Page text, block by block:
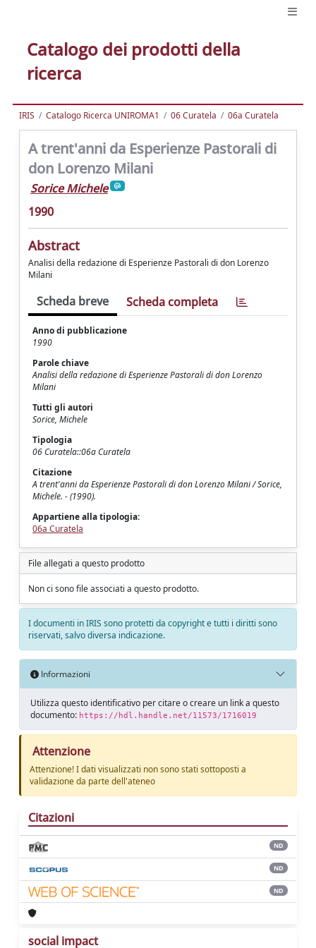
Catalogo dei prodotti della
ricerca
IRIS Catalogo Ricerca UNIROMA1 06 Curatela 06a Curatela
A trent'anni da Esperienze Pastorali di
don Lorenzo Milani
Sorice Michele
1990
Abstract
Analisi della redazione di Esperienze Pastorali di don Lorenzo
Milani
Scheda breve Scheda completa
Anno di pubblicazione
1990
Parole chiave
Analisi della redazione di Esperienze Pastorali di don Lorenzo
Milani
Tutti gli autori
Sorice, Michele
Tipologia
06 Curatela::06a Curatela
Citazione
A trent'anni da Esperienze Pastorali di don Lorenzo Milani / Sorice,
Michele. - (1990).
Appartiene alla tipologia:
06a Curatela
File allegati a questo prodotto
Non ci sono file associati a questo prodotto.
I documenti in IRIS sono protetti da copyright e tutti i diritti sono
riservati, salvo diversa indicazione.
Informazioni
Utilizza questo identificativo per citare o creare un link a questo
documento: https://hdl.handle.net/11573/1716019
Attenzione
Attenzione! I dati visualizzati non sono stati sottoposti a
validazione da parte dell'ateneo
Citazioni
ND
ND
ND
social impact